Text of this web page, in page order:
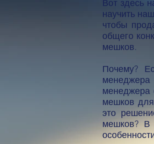
Вот здесь
научить
чтобы
общего
мешков.
Почему?
менеджера
мешков
это
мешков? В